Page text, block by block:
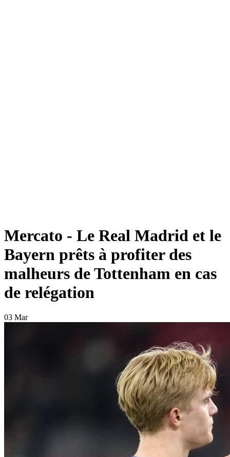
Mercato - Le Real Madrid et le
Bayern prêts à profiter des
malheurs de Tottenham en cas
de relégation
03 Mar